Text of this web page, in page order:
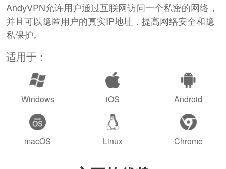
AndyVPN允许用户通过互联网访问一个私密的网络，
并且可以隐匿用户的真实IP地址，提高网络安全和隐
私保护。
适用于：
Windows iOS Android
macOS Linux Chrome